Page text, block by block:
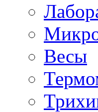
Весы